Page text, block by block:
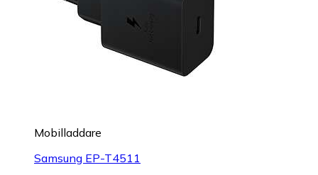
Mobilladdare
Samsung EP-T4511